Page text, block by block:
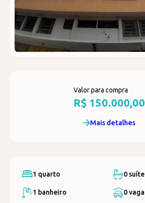
Valor para compra
R$ 150.000,00
Mais detalhes
1 quarto 0 suíte
1 banheiro 0 vaga